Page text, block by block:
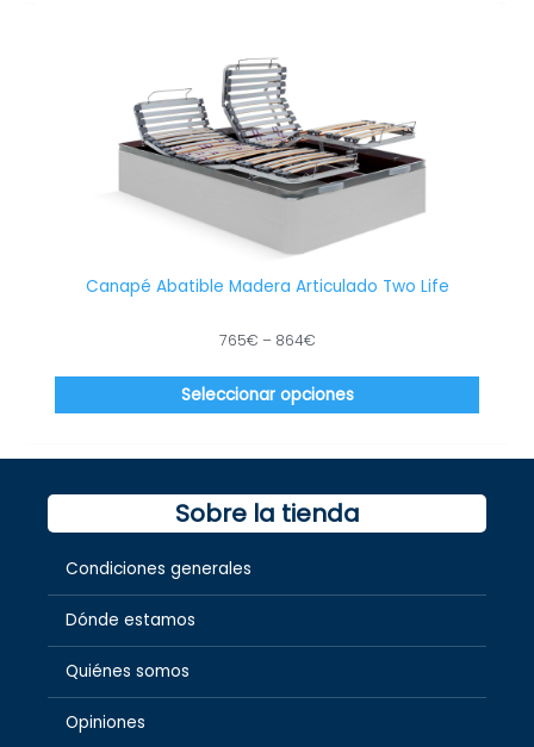
Canapé Abatible Madera Articulado Two Life
765€ – 864€
Seleccionar opciones
Sobre la tienda
Condiciones generales
Dónde estamos
Quiénes somos
Opiniones